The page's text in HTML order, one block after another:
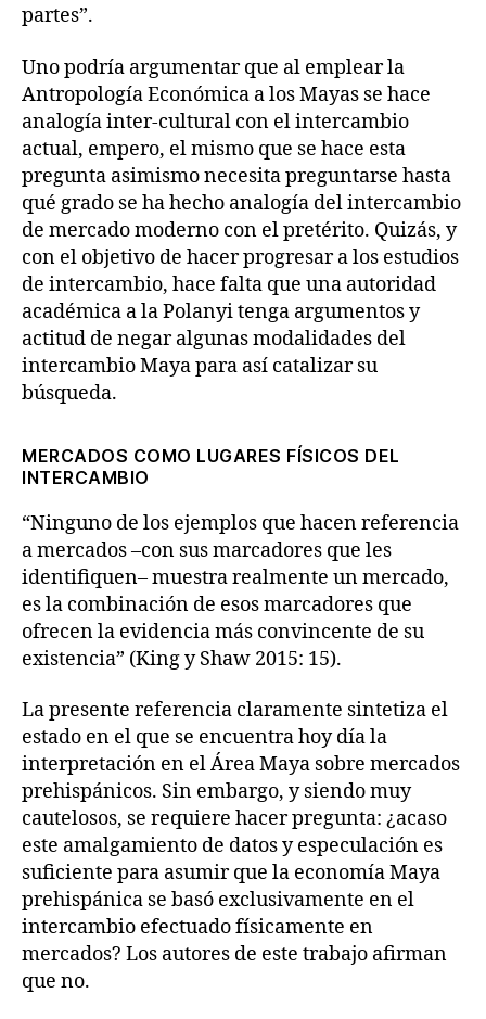
partes”.
Uno podría argumentar que al emplear la
Antropología Económica a los Mayas se hace
analogía inter-cultural con el intercambio
actual, empero, el mismo que se hace esta
pregunta asimismo necesita preguntarse hasta
qué grado se ha hecho analogía del intercambio
de mercado moderno con el pretérito. Quizás, y
con el objetivo de hacer progresar a los estudios
de intercambio, hace falta que una autoridad
académica a la Polanyi tenga argumentos y
actitud de negar algunas modalidades del
intercambio Maya para así catalizar su
búsqueda.
MERCADOS COMO LUGARES FÍSICOS DEL
INTERCAMBIO
“Ninguno de los ejemplos que hacen referencia
a mercados –con sus marcadores que les
identifiquen– muestra realmente un mercado,
es la combinación de esos marcadores que
ofrecen la evidencia más convincente de su
existencia” (King y Shaw 2015: 15).
La presente referencia claramente sintetiza el
estado en el que se encuentra hoy día la
interpretación en el Área Maya sobre mercados
prehispánicos. Sin embargo, y siendo muy
cautelosos, se requiere hacer pregunta: ¿acaso
este amalgamiento de datos y especulación es
suficiente para asumir que la economía Maya
prehispánica se basó exclusivamente en el
intercambio efectuado físicamente en
mercados? Los autores de este trabajo afirman
que no.